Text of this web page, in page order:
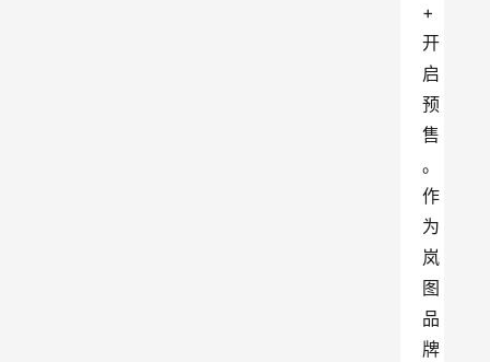
+
开
启
预
售
。
作
为
岚
图
品
牌